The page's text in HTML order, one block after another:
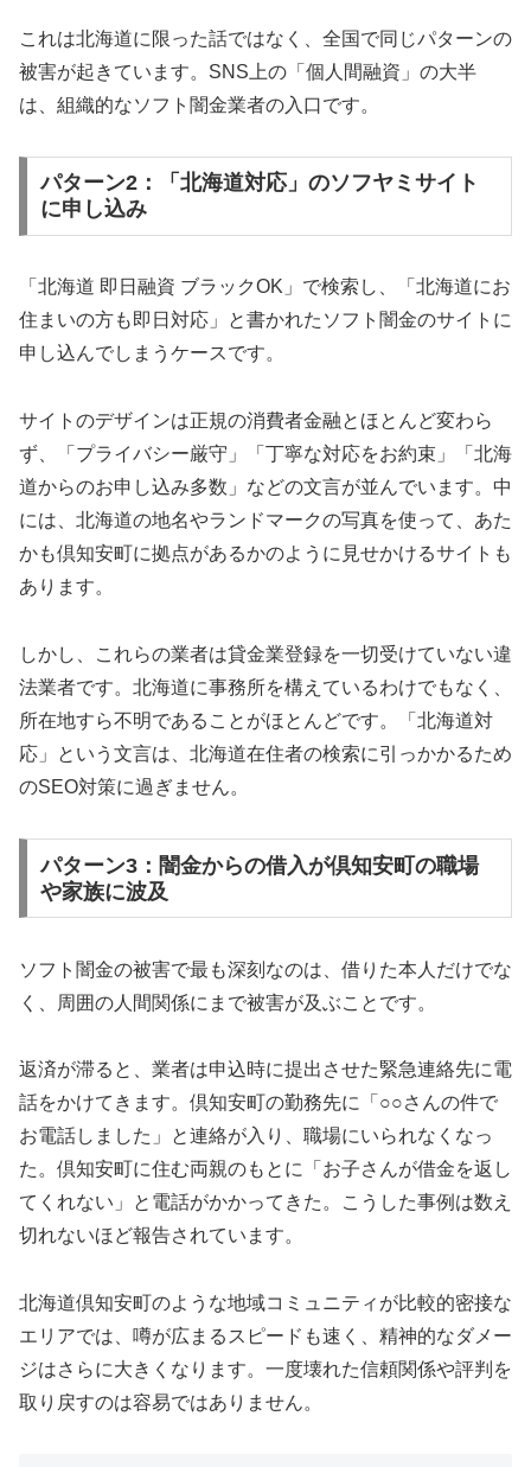
これは北海道に限った話ではなく、全国で同じパターンの
被害が起きています。SNS上の「個人間融資」の大半
は、組織的なソフト闇金業者の入口です。
パターン2：「北海道対応」のソフヤミサイト
に申し込み
「北海道 即日融資 ブラックOK」で検索し、「北海道にお
住まいの方も即日対応」と書かれたソフト闇金のサイトに
申し込んでしまうケースです。
サイトのデザインは正規の消費者金融とほとんど変わら
ず、「プライバシー厳守」「丁寧な対応をお約束」「北海
道からのお申し込み多数」などの文言が並んでいます。中
には、北海道の地名やランドマークの写真を使って、あた
かも倶知安町に拠点があるかのように見せかけるサイトも
あります。
しかし、これらの業者は貸金業登録を一切受けていない違
法業者です。北海道に事務所を構えているわけでもなく、
所在地すら不明であることがほとんどです。「北海道対
応」という文言は、北海道在住者の検索に引っかかるため
のSEO対策に過ぎません。
パターン3：闇金からの借入が倶知安町の職場
や家族に波及
ソフト闇金の被害で最も深刻なのは、借りた本人だけでな
く、周囲の人間関係にまで被害が及ぶことです。
返済が滞ると、業者は申込時に提出させた緊急連絡先に電
話をかけてきます。倶知安町の勤務先に「○○さんの件で
お電話しました」と連絡が入り、職場にいられなくなっ
た。倶知安町に住む両親のもとに「お子さんが借金を返し
てくれない」と電話がかかってきた。こうした事例は数え
切れないほど報告されています。
北海道倶知安町のような地域コミュニティが比較的密接な
エリアでは、噂が広まるスピードも速く、精神的なダメー
ジはさらに大きくなります。一度壊れた信頼関係や評判を
取り戻すのは容易ではありません。